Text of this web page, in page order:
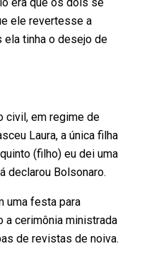
ele revertesse a
tinha o desejo de
civil, em regime de
Laura, a única filha
(filho) eu dei uma
declarou Bolsonaro.
uma festa para
a cerimônia ministrada
de revistas de noiva.